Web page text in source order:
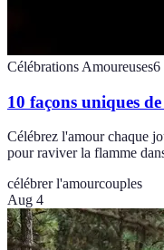
Célébrations Amoureuses6
10 façons uniques
Célébrez l'amour chaque
pour raviver la flamme
célébrer l'amourcouples
Aug 4